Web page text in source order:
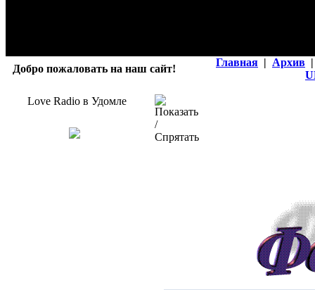
Добро пожаловать на наш сайт!
Главная | Архив |
Love Radio в Удомле